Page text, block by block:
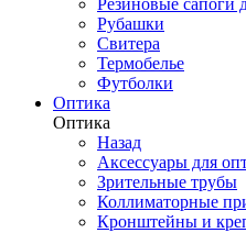
Резиновые сапоги
Рубашки
Свитера
Термобелье
Футболки
Оптика
Оптика
Назад
Аксессуары для
Зрительные трубы
Коллиматорные
Кронштейны и